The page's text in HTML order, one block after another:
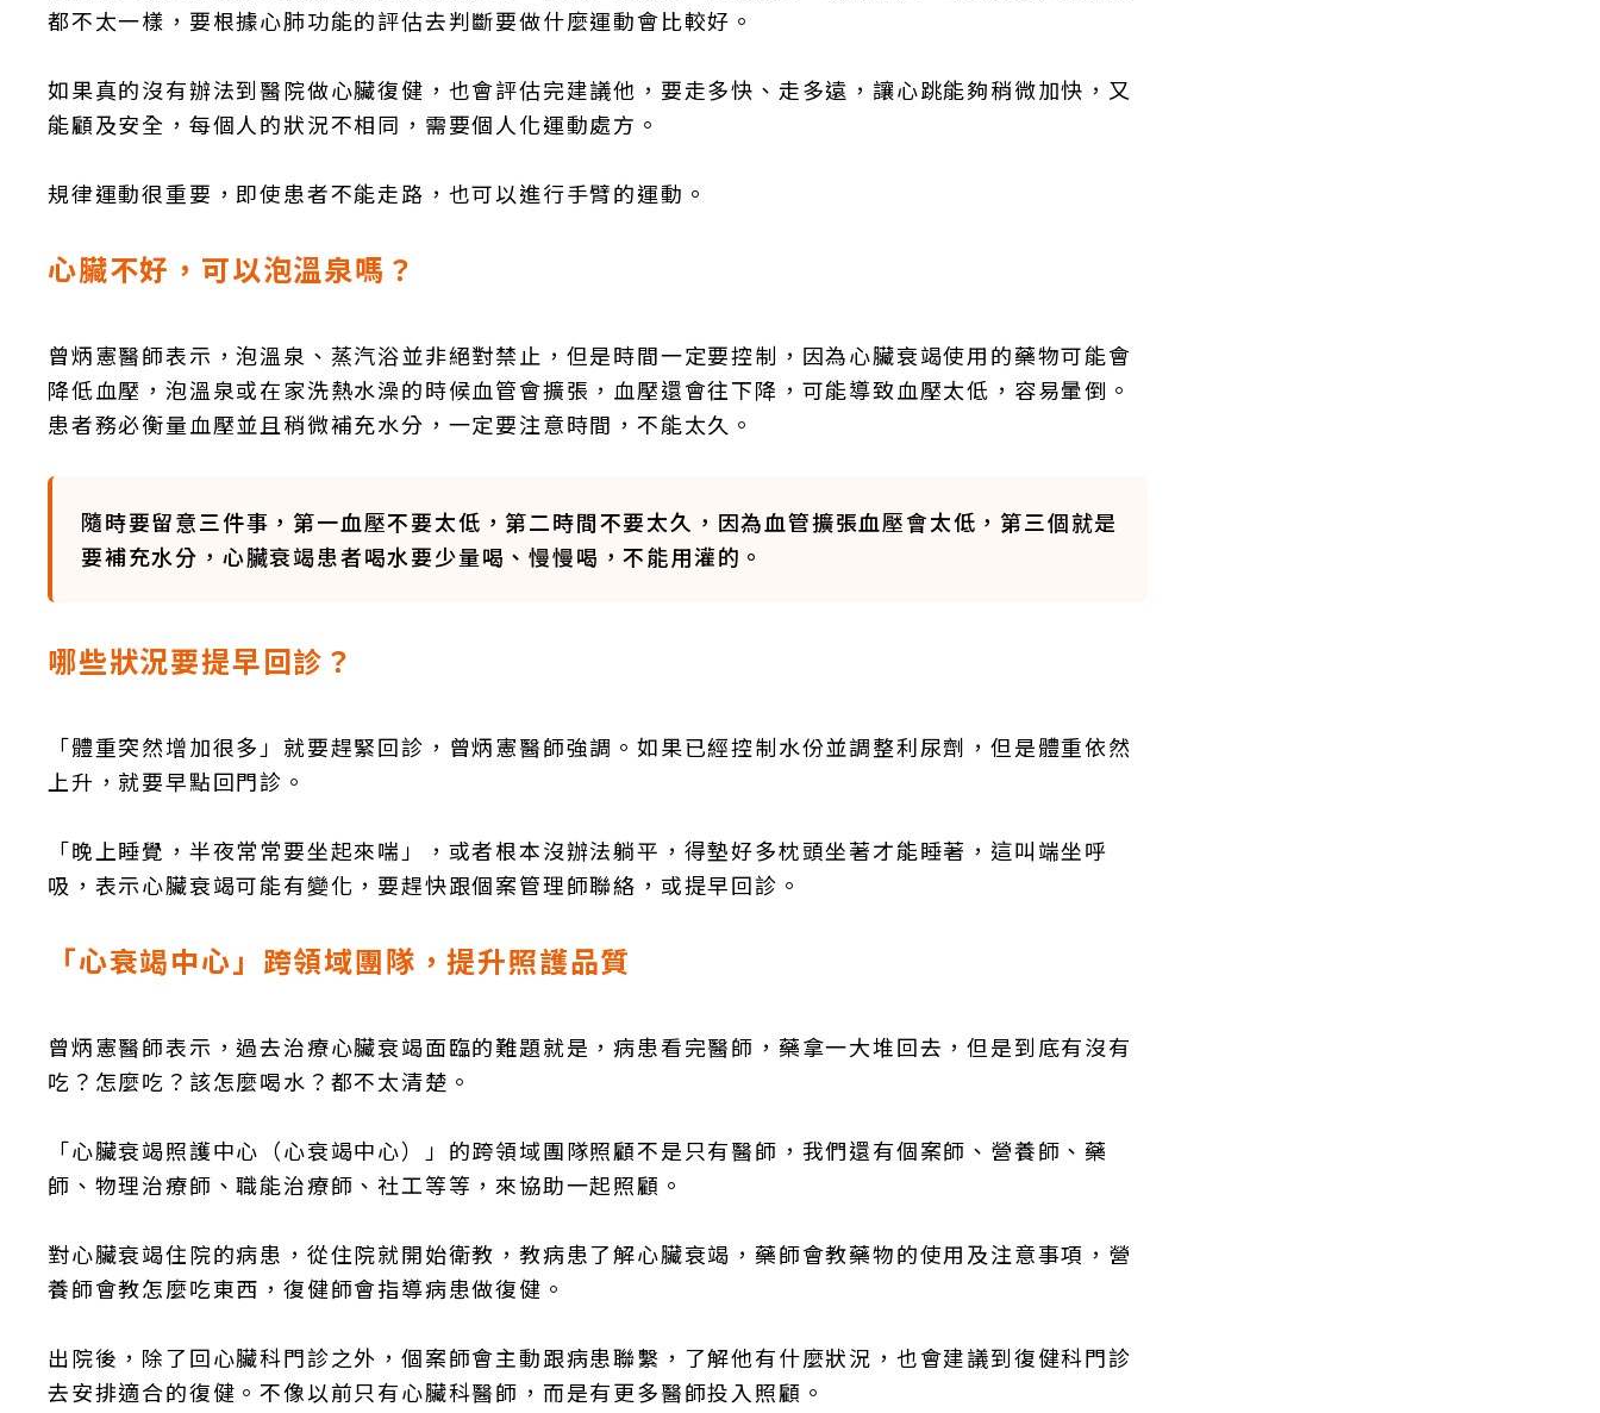
都不太一樣，要根據心肺功能的評估去判斷要做什麼運動會比較好。
如果真的沒有辦法到醫院做心臟復健，也會評估完建議他，要走多快、走多遠，讓心跳能夠稍微加快，又
能顧及安全，每個人的狀況不相同，需要個人化運動處方。
規律運動很重要，即使患者不能走路，也可以進行手臂的運動。
心臟不好，可以泡溫泉嗎？
曾炳憲醫師表示，泡溫泉、蒸汽浴並非絕對禁止，但是時間一定要控制，因為心臟衰竭使用的藥物可能會
降低血壓，泡溫泉或在家洗熱水澡的時候血管會擴張，血壓還會往下降，可能導致血壓太低，容易暈倒。
患者務必衡量血壓並且稍微補充水分，一定要注意時間，不能太久。
隨時要留意三件事，第一血壓不要太低，第二時間不要太久，因為血管擴張血壓會太低，第三個就是
要補充水分，心臟衰竭患者喝水要少量喝、慢慢喝，不能用灌的。
哪些狀況要提早回診？
「體重突然增加很多」就要趕緊回診，曾炳憲醫師強調。如果已經控制水份並調整利尿劑，但是體重依然
上升，就要早點回門診。
「晚上睡覺，半夜常常要坐起來喘」，或者根本沒辦法躺平，得墊好多枕頭坐著才能睡著，這叫端坐呼
吸，表示心臟衰竭可能有變化，要趕快跟個案管理師聯絡，或提早回診。
「心衰竭中心」跨領域團隊，提升照護品質
曾炳憲醫師表示，過去治療心臟衰竭面臨的難題就是，病患看完醫師，藥拿一大堆回去，但是到底有沒有
吃？怎麼吃？該怎麼喝水？都不太清楚。
「心臟衰竭照護中心（心衰竭中心）」的跨領域團隊照顧不是只有醫師，我們還有個案師、營養師、藥
師、物理治療師、職能治療師、社工等等，來協助一起照顧。
對心臟衰竭住院的病患，從住院就開始衛教，教病患了解心臟衰竭，藥師會教藥物的使用及注意事項，營
養師會教怎麼吃東西，復健師會指導病患做復健。
出院後，除了回心臟科門診之外，個案師會主動跟病患聯繫，了解他有什麼狀況，也會建議到復健科門診
去安排適合的復健。不像以前只有心臟科醫師，而是有更多醫師投入照顧。